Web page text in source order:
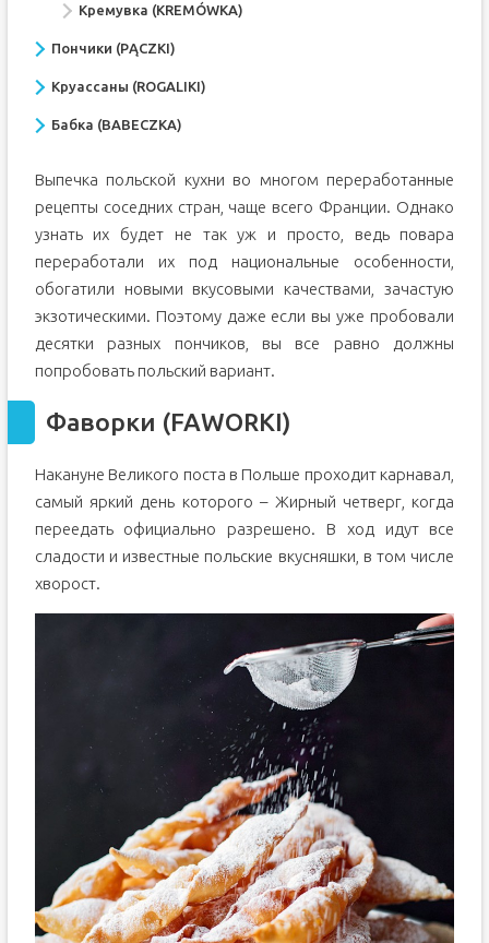
Кремувка (KREMÓWKA)
Пончики (PĄCZKI)
Круассаны (ROGALIKI)
Бабка (BABECZKA)
Выпечка польской кухни во многом переработанные
рецепты соседних стран, чаще всего Франции. Однако
узнать их будет не так уж и просто, ведь повара
переработали их под национальные особенности,
обогатили новыми вкусовыми качествами, зачастую
экзотическими. Поэтому даже если вы уже пробовали
десятки разных пончиков, вы все равно должны
попробовать польский вариант.
Фаворки (FAWORKI)
Накануне Великого поста в Польше проходит карнавал,
самый яркий день которого – Жирный четверг, когда
переедать официально разрешено. В ход идут все
сладости и известные польские вкусняшки, в том числе
хворост.